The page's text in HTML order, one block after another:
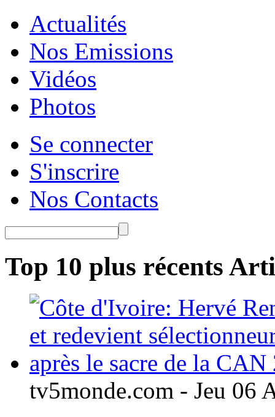
Actualités
Nos Emissions
Vidéos
Photos
Se connecter
S'inscrire
Nos Contacts
Top 10 plus récents
tv5monde.com - Jeu 06